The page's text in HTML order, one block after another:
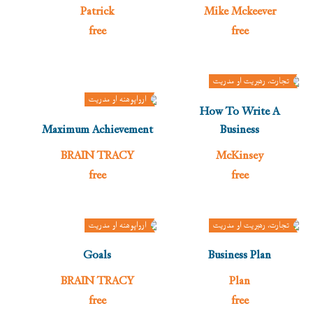
Mike Mckeever
free
Patrick
free
تجارت، رهبريت او مدريت
How To Write A
Business
McKinsey
free
ارواپوهنه او مدريت
Maximum Achievement
BRAIN TRACY
free
تجارت، رهبريت او مدريت
Business Plan
Plan
free
ارواپوهنه او مدريت
Goals
BRAIN TRACY
free